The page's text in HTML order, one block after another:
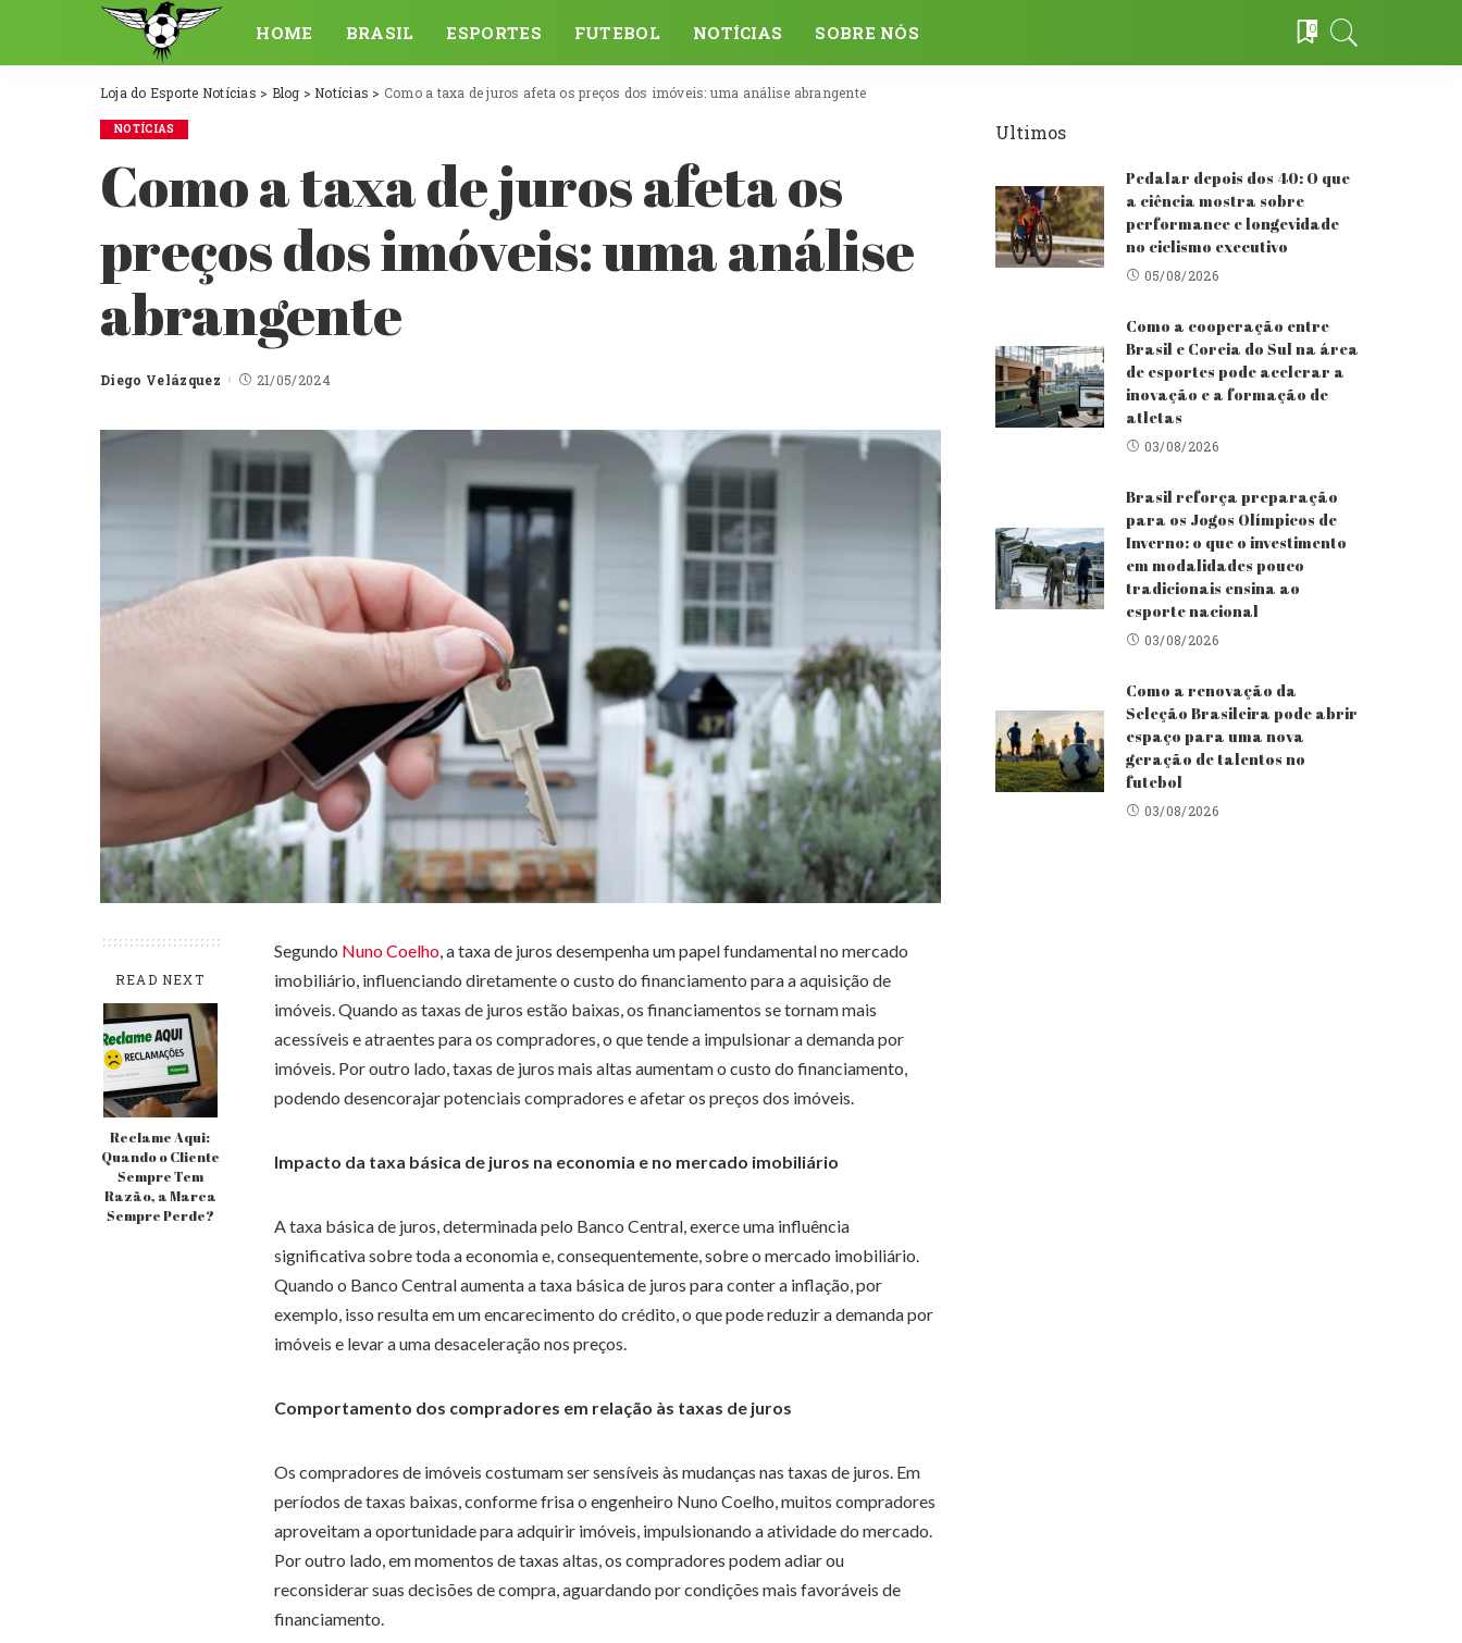
HOME BRASIL ESPORTES FUTEBOL NOTÍCIAS SOBRE NÓS 0
Loja do Esporte Notícias > Blog > Notícias > Como a taxa de juros afeta os preços dos imóveis: uma análise abrangente
NOTÍCIAS
Como a taxa de juros afeta os
preços dos imóveis: uma análise
abrangente
Posted
Diego Velázquez 21/05/2024
READ NEXT
Reclame Aqui:
Quando o Cliente
Sempre Tem
Razão, a Marca
Sempre Perde?
Segundo Nuno Coelho, a taxa de juros desempenha um papel fundamental no mercado
imobiliário, influenciando diretamente o custo do financiamento para a aquisição de
imóveis. Quando as taxas de juros estão baixas, os financiamentos se tornam mais
acessíveis e atraentes para os compradores, o que tende a impulsionar a demanda por
imóveis. Por outro lado, taxas de juros mais altas aumentam o custo do financiamento,
podendo desencorajar potenciais compradores e afetar os preços dos imóveis.
Impacto da taxa básica de juros na economia e no mercado imobiliário
A taxa básica de juros, determinada pelo Banco Central, exerce uma influência
significativa sobre toda a economia e, consequentemente, sobre o mercado imobiliário.
Quando o Banco Central aumenta a taxa básica de juros para conter a inflação, por
exemplo, isso resulta em um encarecimento do crédito, o que pode reduzir a demanda por
imóveis e levar a uma desaceleração nos preços.
Comportamento dos compradores em relação às taxas de juros
Os compradores de imóveis costumam ser sensíveis às mudanças nas taxas de juros. Em
períodos de taxas baixas, conforme frisa o engenheiro Nuno Coelho, muitos compradores
aproveitam a oportunidade para adquirir imóveis, impulsionando a atividade do mercado.
Por outro lado, em momentos de taxas altas, os compradores podem adiar ou
reconsiderar suas decisões de compra, aguardando por condições mais favoráveis de
financiamento.
Ultimos
Pedalar depois dos 40: O que
a ciência mostra sobre
performance e longevidade
no ciclismo executivo
05/08/2026
Como a cooperação entre
Brasil e Coreia do Sul na área
de esportes pode acelerar a
inovação e a formação de
atletas
03/08/2026
Brasil reforça preparação
para os Jogos Olímpicos de
Inverno: o que o investimento
em modalidades pouco
tradicionais ensina ao
esporte nacional
03/08/2026
Como a renovação da
Seleção Brasileira pode abrir
espaço para uma nova
geração de talentos no
futebol
03/08/2026